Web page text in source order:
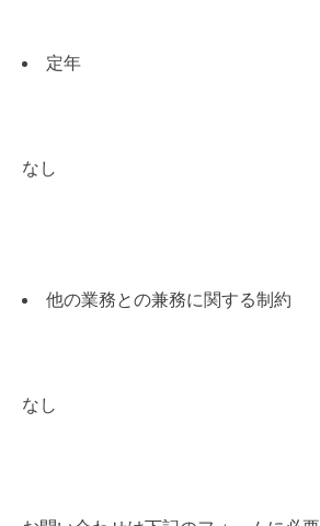
定年
なし
他の業務との兼務に関する制約
なし